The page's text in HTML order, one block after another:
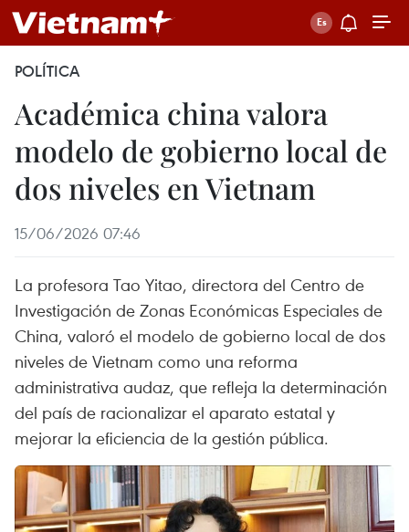
POLÍTICA
Académica china valora
modelo de gobierno local de
dos niveles en Vietnam
15/06/2026 07:46
La profesora Tao Yitao, directora del Centro de
Investigación de Zonas Económicas Especiales de
China, valoró el modelo de gobierno local de dos
niveles de Vietnam como una reforma
administrativa audaz, que refleja la determinación
del país de racionalizar el aparato estatal y
mejorar la eficiencia de la gestión pública.